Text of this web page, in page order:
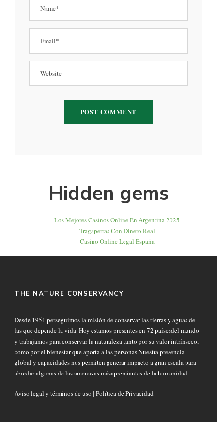
Hidden gems
Los Mejores Casinos Online En Argentina 2025
Tragaperras Con Dinero Real
Casino Online Legal España
THE NATURE CONSERVANCY
Desde 1951 perseguimos la misión de conservar las tierras y aguas de
las que depende la vida. Hoy estamos presentes en 72 paísesdel mundo
y trabajamos para conservar la naturaleza tanto por su valor intrínseco,
como por el bienestar que aporta a las personas.Nuestra presencia
global y capacidades nos permiten generar impacto a gran escala para
abordar algunas de las amenazas másapremiantes de la humanidad.
Aviso legal y términos de uso | Política de Privacidad